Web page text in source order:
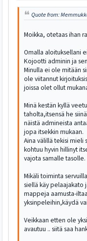
Quote from:
Moikka, otetaas ihan
Omalla aloituksellani
Kojootti adminin ja
Minulla ei ole mitään
ole viitannut
joissa olet ollut
Minä kestän kyllä
taholta,itsensä he
näistä admineista
jopa itsekkin mukaan.
Aina välillä tekisi mieli
kohtuu hyvin hillinyt
vajota samalle tasolle.
Mikäli toiminta
siellä käy pelaajakato
mappeja aamusta-
yksinpeleihin,käydä
Veikkaan etten ole
avautuu .. siitä saa